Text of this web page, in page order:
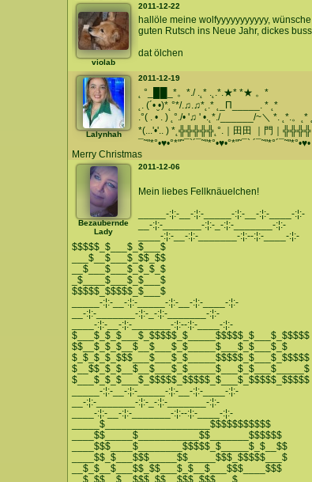
violab
2011-12-22
hallöle meine wolfyyyyyyyyyyy,
guten Rutsch ins Neue Jahr, dickes
dat ölchen
Lalynhah
2011-12-19
˛ °_██_*。*./ .˛* .˛.*.★* *★ 。*
˛. (´• ̮•)*˛°*/.♫.♫*˛.* ˛_Π_____. * ˛*
.°( . • . ) ˛°./• '♫ ' •.˛*./______/~＼ *. ˛*.。˛*
*(...'•'.. ) *˛╬╬╬╬╬˛°.｜田田 ｜門｜
¯˜"*°•♥•°*"˜¯`´¯˜"*°•♥•°*"˜¯` ´¯˜"*°´¯˜"*°•♥•
Merry Christmas
Bezaubernde
Lady
2011-12-06
Mein liebes Fellknäuelchen!
_____-:¦:-__-:¦:-_____-:¦:-__-:¦:-____-:¦:-
__-:¦:-_______-:¦:-_-:¦:-_______-:¦:-
____-:¦:-__-:¦:-_______-:¦:--:¦:-____-:¦:-
$$$$$_$___$_$___$
___$__$___$_$$_$$
__$___$___$_$_$_$
_$____$___$_$___$
$$$$$_$$$$$_$___$
_____-:¦:-__-:¦:-_____-:¦:-__-:¦:-____-:¦:-
__-:¦:-_______-:¦:-_-:¦:-_______-:¦:-
____-:¦:-__-:¦:-_______-:¦:--:¦:-____-:¦:-
$___$_$_$___$_$$$$$_$_____$$$$$_$___$_$$$$$
$$__$_$_$__$__$___$_$_____$___$_$___$_$
$_$_$_$_$$$___$___$_$_____$$$$$_$___$_$$$$$
$__$$_$_$__$__$___$_$_____$___$_$___$_____$
$___$_$_$___$_$$$$$_$$$$$_$___$_$$$$$_$$$$$
_____-:¦:-__-:¦:-_____-:¦:-__-:¦:-____-:¦:-
__-:¦:-_______-:¦:-_-:¦:-_______-:¦:-
____-:¦:-__-:¦:-_______-:¦:--:¦:-____-:¦:-
_____$___________________$$$$$$$$$$$
____$$_____$___________$$_______$$$$$$
____$$$____$________$$$$$_$_____$_$__$$
____$$_$___$$$_____$$_____$$$_$$$$$___$
__$_$__$___$$_$$___$_$__$___$$$____$$$
__$_$$__$__$$$_$$__$$$_$$$___$